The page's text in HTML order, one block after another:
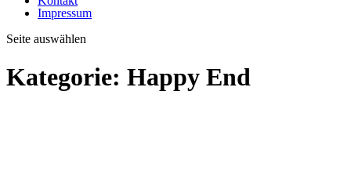
Impressum
Seite auswählen
Kategorie: Happy End